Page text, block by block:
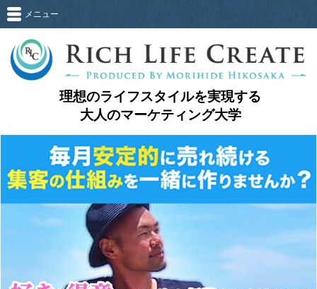
理想のライフスタイルを実現する
大人のマーケティング大学
メニュー